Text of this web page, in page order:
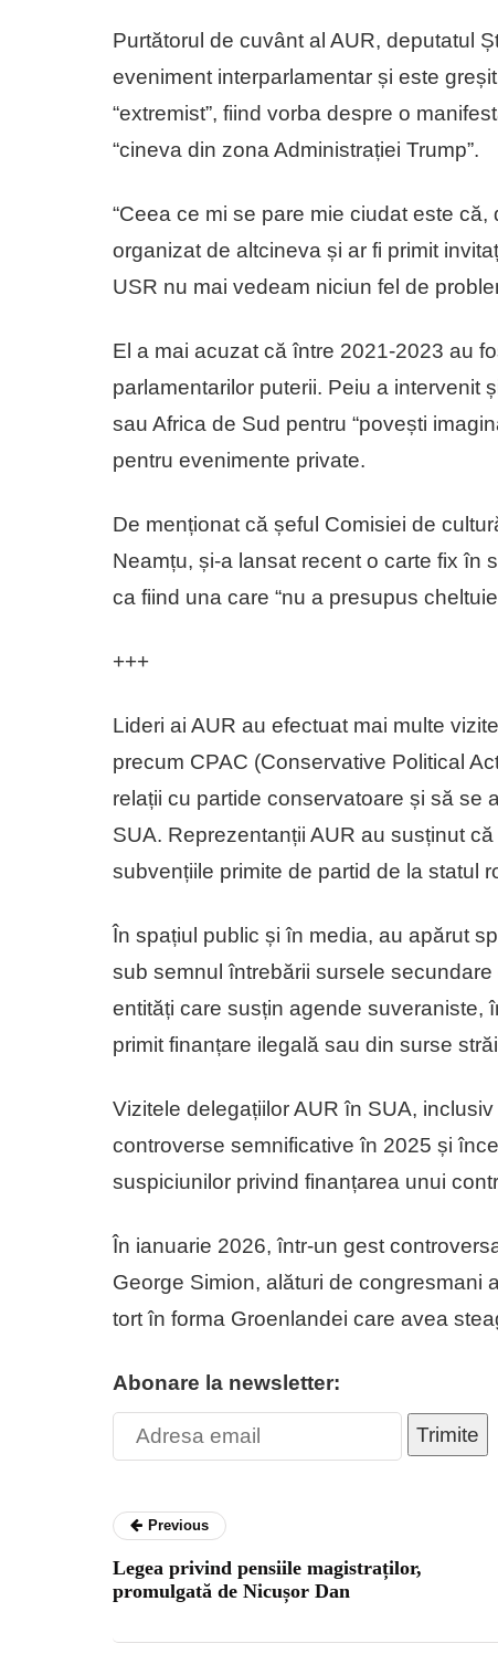
Purtătorul de cuvânt al AUR, deputatul
eveniment interparlamentar și este
“extremist”, fiind vorba despre o
“cineva din zona Administrației Trump”.
“Ceea ce mi se pare mie ciudat este
organizat de altcineva și ar fi primit
USR nu mai vedeam niciun fel de
El a mai acuzat că între 2021-2023 au
parlamentarilor puterii. Peiu a intervenit
sau Africa de Sud pentru “povești
pentru evenimente private.
De menționat că șeful Comisiei de
Neamțu, și-a lansat recent o carte fix în
ca fiind una care “nu a presupus
+++
Lideri ai AUR au efectuat mai multe
precum CPAC (Conservative Political
relații cu partide conservatoare și să se
SUA. Reprezentanții AUR au susținut
subvențiile primite de partid de la statul
În spațiul public și în media, au apărut
sub semnul întrebării sursele
entități care susțin agende suveraniste,
primit finanțare ilegală sau din surse
Vizitele delegațiilor AUR în SUA,
controverse semnificative în 2025 și
suspiciunilor privind finanțarea unui
În ianuarie 2026, într-un gest
George Simion, alături de congresmani
tort în forma Groenlandei care avea
Abonare la newsletter:
Trimite
Previous
Legea privind pensiile magistraților,
promulgată de Nicușor Dan